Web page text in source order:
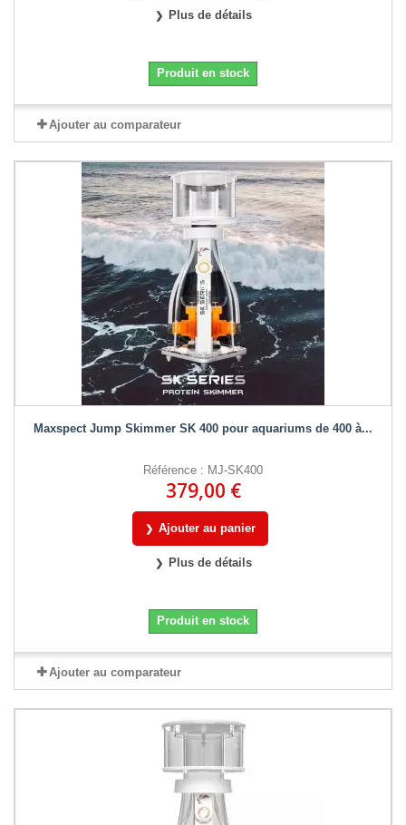
Plus de détails
Produit en stock
Ajouter au comparateur
Maxspect Jump Skimmer SK 400 pour aquariums de 400 à...
Référence : MJ-SK400
379,00 €
Ajouter au panier
Plus de détails
Produit en stock
Ajouter au comparateur